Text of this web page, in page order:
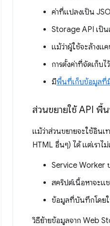
ค่าที่แปลงเป็น
Storage API เป็
แม้ว่าผู้ใช้จะล้างแ
การตั้งค่าที่จัดเก็บ
มีพื้นที่เก็บข้อมูลที่มี
ส่วนขยายใช้ API พื้
แม้ว่าส่วนขยายจะใช้อินเ
HTML อื่นๆ) ได้ แต่เรา
Service Worker
สคริปต์เนื้อหาจะแ
ข้อมูลที่บันทึกโดยใ
วิธีย้ายข้อมูลจาก Web